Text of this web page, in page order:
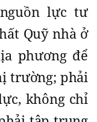
lực tư
Quỹ nhà ở
phương để
trường; phải
không chỉ